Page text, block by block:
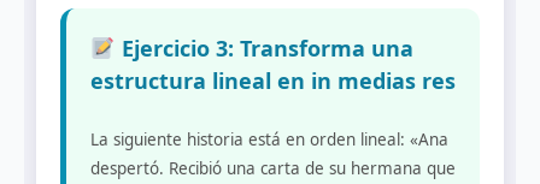
Ejercicio 3: Transforma una
estructura lineal en in medias res
La siguiente historia está en orden lineal: «Ana
despertó. Recibió una carta de su hermana que